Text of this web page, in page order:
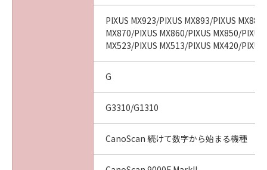
PIXUS MX923/PIXUS MX893/PIXUS
MX870/PIXUS MX860/PIXUS MX850/
MX523/PIXUS MX513/PIXUS MX420/
G
G3310/G1310
CanoScan 続けて数字から始まる機種